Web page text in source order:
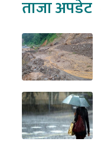
ताजा अपडेट